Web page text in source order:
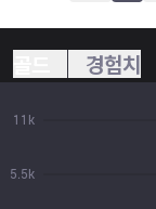
경험치
5.5k
11k